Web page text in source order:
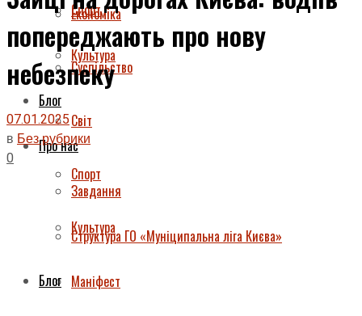
Спорт
Культура
Блог
Про нас
Завдання
Структура ГО «Муніципальна ліга Києва»
Маніфест
Економіка
Суспільство
Світ
Спорт
Культура
Блог
попереджають про нову
небезпеку
07.01.2025
в Без рубрики
0